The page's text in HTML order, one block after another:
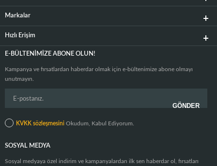
Markalar
Hızlı Erişim
E-BÜLTENIMIZE ABONE OLUN!
Kampanya ve fırsatlardan haberdar olmak için e-bültenimize abone olmayı
unutmayın.
KVKK sözleşmesini Okudum, Kabul Ediyorum.
SOSYAL MEDYA
Sosyal medyaya özel indirim ve kampanyalardan ilk sen haberdar ol, fırsatları